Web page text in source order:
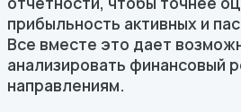
прибыльность активных и
Все вместе это дает
анализировать финансовый
направлениям.